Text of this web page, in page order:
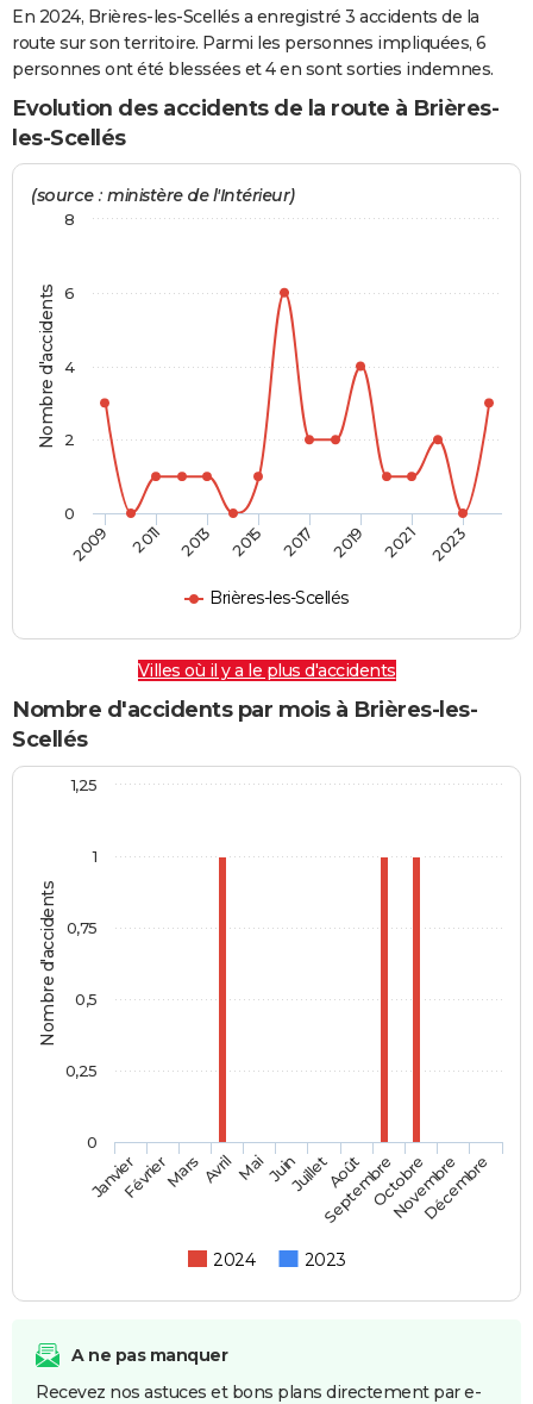
Destinations
City break
Voyage nature
Voyage de noces
Forum
Climat
+
GUIDES D'ACHAT
BONS PLANS
Carte de Noël
Carte Bonne année
Carte Saint-Valentin
Carte Pâques
Carte d'anniversaire
DICTIONNAIRE
COPAINS D'AVANT
S'inscrire
Se connecter
Lycées
Collèges
Primaires
Universités
Entreprises
Service militaire
Avis de recherche
AVIS DE DÉCÈS
FORUM
En 2024, Brières-les-Scellés a enregistré 3 accidents de la
route sur son territoire. Parmi les personnes impliquées, 6
personnes ont été blessées et 4 en sont sorties indemnes.
Evolution des accidents de la route à Brières-
les-Scellés
Nombre d'accidents
(source : ministère de l'Intérieur)
Brières-les-Scellés
2009 2011 2013 2015 2017 2019 2021 2023
0
2
4
6
8
Villes où il y a le plus d'accidents
Nombre d'accidents par mois à Brières-les-
Scellés
Nombre d'accidents
2024 2023
JanvierFévrierMars AvrilMaiJuinJuilletAoût
SeptembreOctobre
Novembre
Décembre
0
1
0,25
0,5
0,75
1,25
A ne pas manquer
Recevez nos astuces et bons plans directement par e-